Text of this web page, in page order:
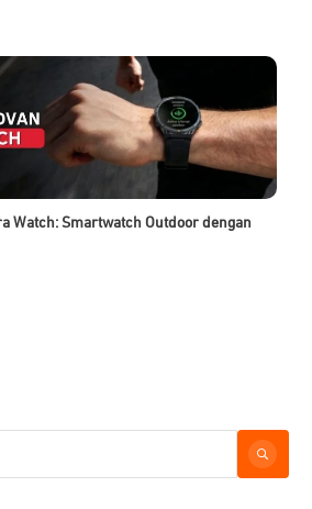
Watch: Smartwatch Outdoor dengan